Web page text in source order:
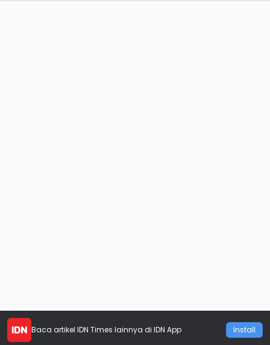
Baca artikel IDN Times lainnya di IDN App Install